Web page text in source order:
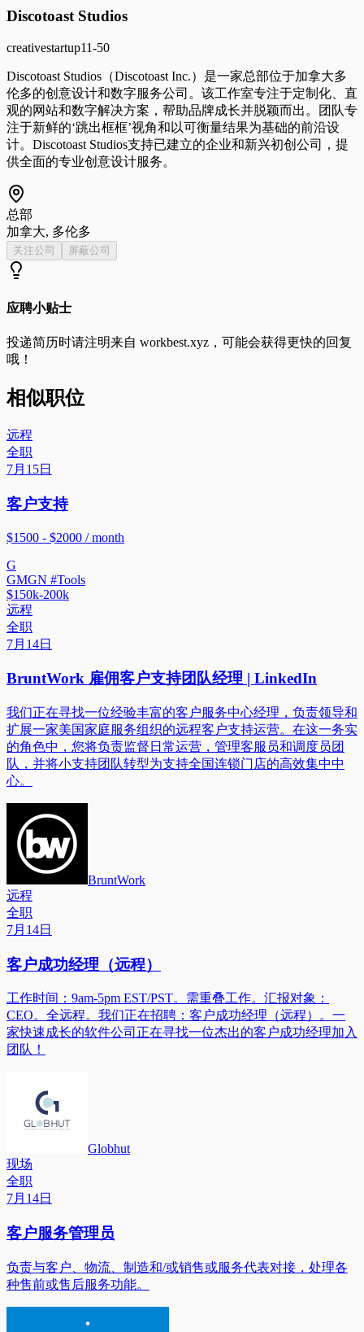
Discotoast Studios
creativestartup11-50
Discotoast Studios（Discotoast Inc.）是一家总部位于加拿大多
伦多的创意设计和数字服务公司。该工作室专注于定制化、直
观的网站和数字解决方案，帮助品牌成长并脱颖而出。团队专
注于新鲜的‘跳出框框’视角和以可衡量结果为基础的前沿设
计。Discotoast Studios支持已建立的企业和新兴初创公司，提
供全面的专业创意设计服务。
总部
加拿大, 多伦多
关注公司 屏蔽公司
应聘小贴士
投递简历时请注明来自 workbest.xyz ，可能会获得更快的回复
哦！
相似职位
远程
全职
7月15日
客户支持
$1500 - $2000 / month
G
GMGN #Tools
$150k-200k
远程
全职
7月14日
BruntWork 雇佣客户支持团队经理 | LinkedIn
我们正在寻找一位经验丰富的客户服务中心经理，负责领导和
扩展一家美国家庭服务组织的远程客户支持运营。在这一务实
的角色中，您将负责监督日常运营，管理客服员和调度员团
队，并将小支持团队转型为支持全国连锁门店的高效集中中
心。
BruntWork
远程
全职
7月14日
客户成功经理（远程）
工作时间：9am-5pm EST/PST。需重叠工作。汇报对象：
CEO。全远程。我们正在招聘：客户成功经理（远程）。一
家快速成长的软件公司正在寻找一位杰出的客户成功经理加入
团队！
Globhut
现场
全职
7月14日
客户服务管理员
负责与客户、物流、制造和/或销售或服务代表对接，处理各
种售前或售后服务功能。